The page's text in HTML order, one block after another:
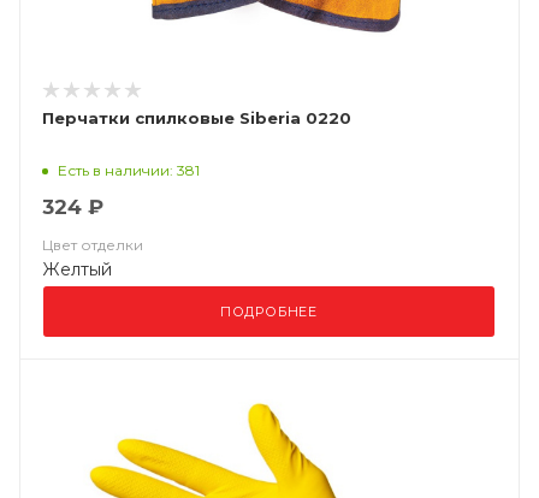
Перчатки спилковые Siberia 0220
Есть в наличии: 381
324 ₽
Цвет отделки
Желтый
ПОДРОБНЕЕ